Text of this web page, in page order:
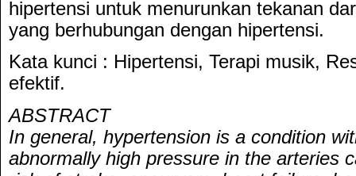
hipertensi untuk menurunkan tekanan
yang berhubungan dengan hipertensi.
Kata kunci : Hipertensi, Terapi musik,
efektif.
ABSTRACT
In general, hypertension is a condition
abnormally high pressure in the arteries